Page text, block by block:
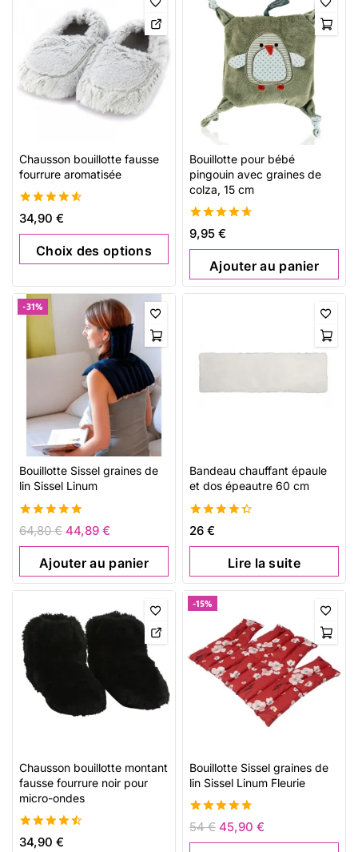
Chausson bouillotte fausse
fourrure aromatisée
4.62
de 5
34,90 €
Choix des options
Bouillotte pour bébé
pingouin avec graines de
colza, 15 cm
4.73
de 5
9,95 €
Ajouter au panier
-31%
Bouillotte Sissel graines de
lin Sissel Linum
4.93
de 5
64,80€ 44,89 €
Ajouter au panier
Bandeau chauffant épaule
et dos épeautre 60 cm
4.44
de 5
26 €
Lire la suite
Chausson bouillotte montant
fausse fourrure noir pour
micro-ondes
4.54
34,90 €
-15%
Bouillotte Sissel graines de
lin Sissel Linum Fleurie
4.76
54€ 45,90 €